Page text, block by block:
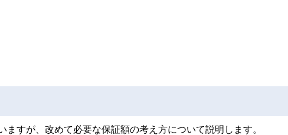
すが、改めて必要な保証額の考え方について説明します。